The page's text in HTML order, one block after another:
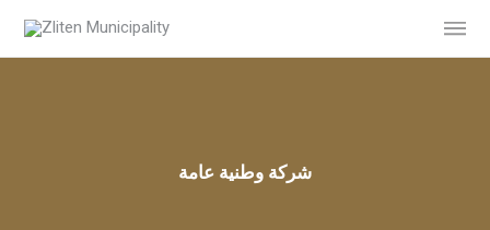
شركة وطنية عامة